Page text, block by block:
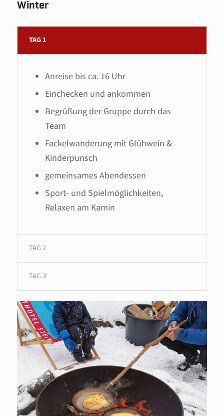
Winter
TAG 1
Anreise bis ca. 16 Uhr
Einchecken und ankommen
Begrüßung der Gruppe durch das
Team
Fackelwanderung mit Glühwein &
Kinderpunsch
gemeinsames Abendessen
Sport- und Spielmöglichkeiten,
Relaxen am Kamin
TAG 2
TAG 3